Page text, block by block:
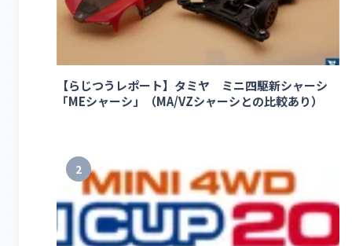
【らじつうレポート】タミヤ ミニ四駆新シャーシ
「MEシャーシ」（MA/VZシャーシとの比較あり）
2